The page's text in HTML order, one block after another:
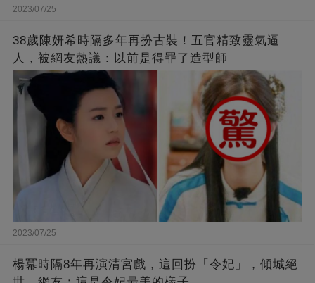
2023/07/25
38歲陳妍希時隔多年再扮古裝！五官精致靈氣逼
人，被網友熱議：以前是得罪了造型師
2023/07/25
楊冪時隔8年再演清宮戲，這回扮「令妃」，傾城絕